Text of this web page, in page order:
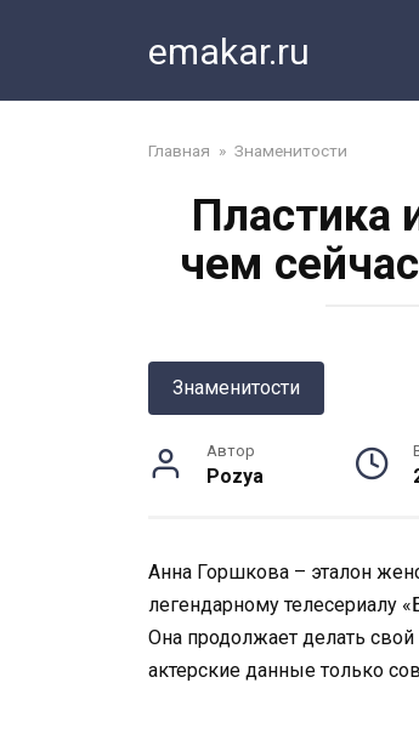
emakar.ru
Главная » Знаменитости
Пластика
чем
Знаменитости
Автор
Pozya
Анна Горшкова – эталон
легендарному телесериалу
Она продолжает делать
актерские данные только